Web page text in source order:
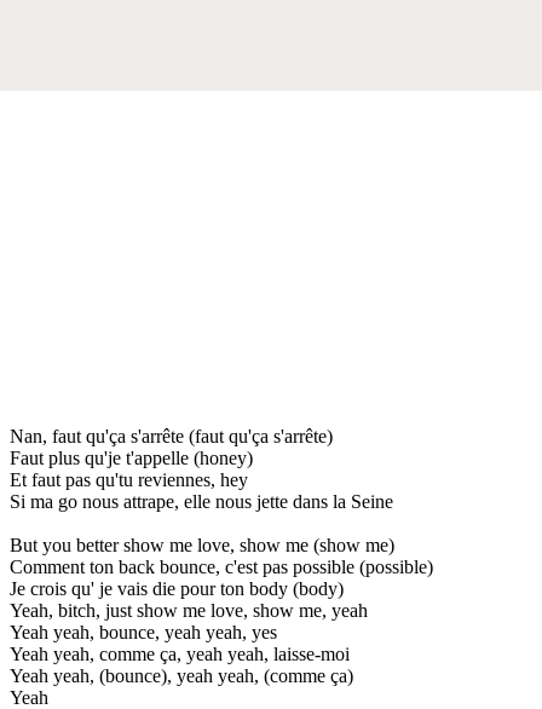
Nan, faut qu'ça s'arrête (faut qu'ça s'arrête)
Faut plus qu'je t'appelle (honey)
Et faut pas qu'tu reviennes, hey
Si ma go nous attrape, elle nous jette dans la Seine
But you better show me love, show me (show me)
Comment ton back bounce, c'est pas possible (possible)
Je crois qu' je vais die pour ton body (body)
Yeah, bitch, just show me love, show me, yeah
Yeah yeah, bounce, yeah yeah, yes
Yeah yeah, comme ça, yeah yeah, laisse-moi
Yeah yeah, (bounce), yeah yeah, (comme ça)
Yeah